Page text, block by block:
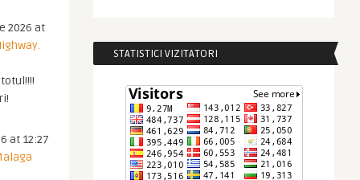
2026 at
at 12:27
STATISTICI VIZITATORI